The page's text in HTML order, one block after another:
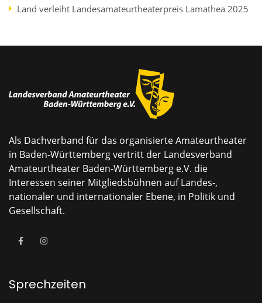
Land verleiht Landesamateurtheaterpreis Lamathea 2025
Als Dachverband für das organisierte Amateurtheater
in Baden-Württemberg vertritt der Landesverband
Amateurtheater Baden-Württemberg e.V. die
Interessen seiner Mitgliedsbühnen auf Landes-,
nationaler und internationaler Ebene, in Politik und
Gesellschaft.
Sprechzeiten